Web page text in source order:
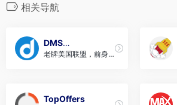
相关导航
DMS
Performance Ad
老牌美国联盟，前身W
TopOffers